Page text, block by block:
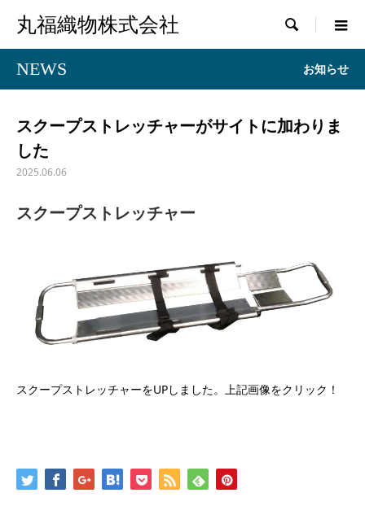
丸福織物株式会社 
NEWS お知らせ
スクープストレッチャーがサイトに加わりま
した
2025.06.06
スクープストレッチャー
スクープストレッチャーをUPしました。上記画像をクリック！